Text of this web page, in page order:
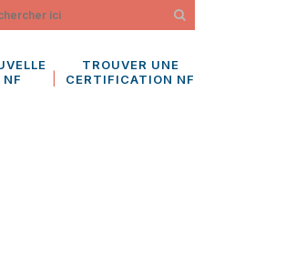
TROUVER UNE
CERTIFICATION NF